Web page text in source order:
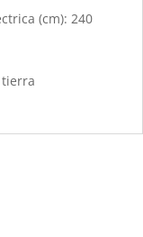
(cm): 240
tierra